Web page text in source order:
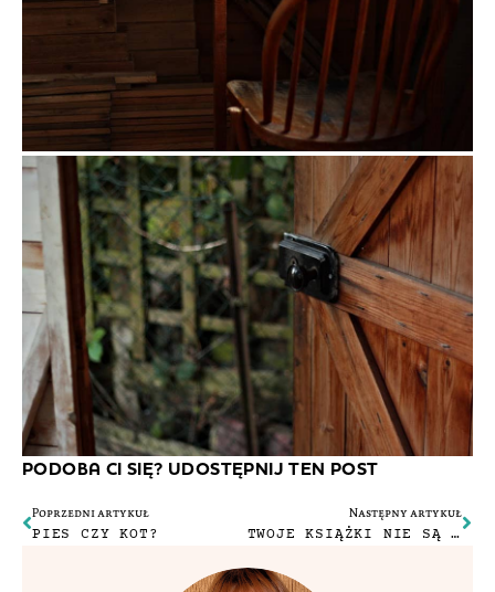
PODOBA CI SIĘ? UDOSTĘPNIJ TEN POST
Poprzedni artykuł
PIES CZY KOT?
Następny artykuł
TWOJE KSIĄŻKI NIE SĄ BEZPIECZNE.